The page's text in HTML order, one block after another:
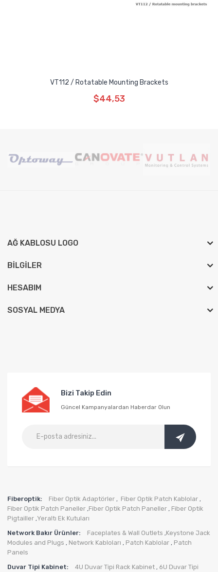
VT112 / Rotatable Mounting Brackets
$44,53
AĞ KABLOSU LOGO
BILGILER
HESABIM
SOSYAL MEDYA
Bizi Takip Edin
Güncel Kampanyalardan Haberdar Olun
Fiberoptik: Fiber Optik Adaptörler , Fiber Optik Patch Kablolar ,
Fiber Optik Patch Paneller ,Fiber Optik Patch Paneller , Fiber Optik
Pigtailler ,Yeraltı Ek Kutuları
Network Bakır Ürünler:
Faceplates & Wall Outlets ,Keystone Jack
Modules and Plugs , Network Kabloları , Patch Kablolar , Patch
Panels
Duvar Tipi Kabinet:
4U Duvar Tipi Rack Kabinet , 6U Duvar Tipi